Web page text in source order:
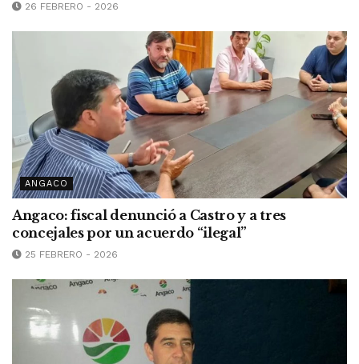
26 FEBRERO - 2026
ANGACO
Angaco: fiscal denunció a Castro y a tres
concejales por un acuerdo “ilegal”
25 FEBRERO - 2026